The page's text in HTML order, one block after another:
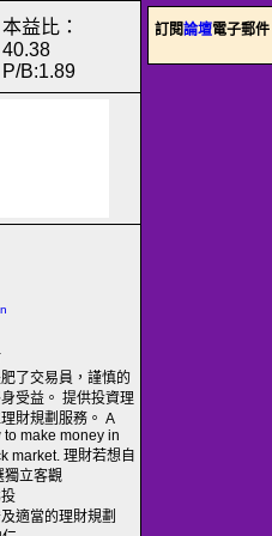
本益比：
40.38
P/B:1.89
了交易員，謹慎的
受益。 提供投資理
財規劃服務。 A
make money in
market. 理財若想自
獨立客觀
適當的理財規劃
訂閱論壇電子郵